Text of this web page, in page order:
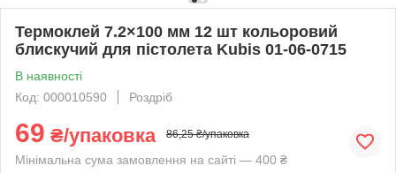
Термоклей 7.2×100 мм 12 шт кольоровий
блискучий для пістолета Kubis 01-06-0715
В наявності
Код: 000010590
Роздріб
69 ₴/упаковка 86,25 ₴/упаковка
Мінімальна сума замовлення на сайті — 400 ₴